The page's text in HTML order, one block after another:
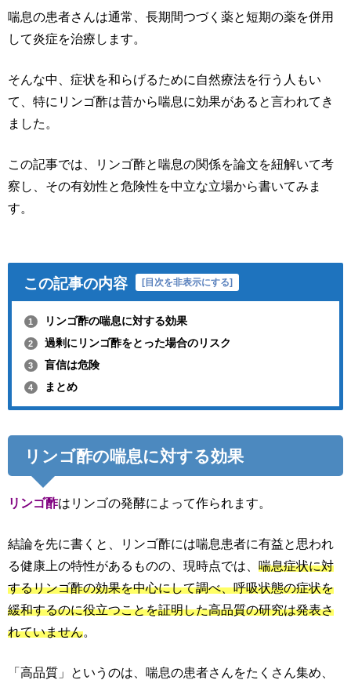
喘息の患者さんは通常、長期間つづく薬と短期の薬を併用
して炎症を治療します。
そんな中、症状を和らげるために自然療法を行う人もい
て、特にリンゴ酢は昔から喘息に効果があると言われてき
ました。
この記事では、リンゴ酢と喘息の関係を論文を紐解いて考
察し、その有効性と危険性を中立な立場から書いてみま
す。
この記事の内容 [ 目次を非表示にする]
1 リンゴ酢の喘息に対する効果
2 過剰にリンゴ酢をとった場合のリスク
3 盲信は危険
4 まとめ
リンゴ酢の喘息に対する効果
リンゴ酢はリンゴの発酵によって作られます。
結論を先に書くと、リンゴ酢には喘息患者に有益と思われ
る健康上の特性があるものの、現時点では、 喘息症状に対
するリンゴ酢の効果を中心にして調べ、呼吸状態の症状を
緩和するのに役立つことを証明した高品質の研究は発表さ
れていません
「高品質」というのは、喘息の患者さんをたくさん集め、